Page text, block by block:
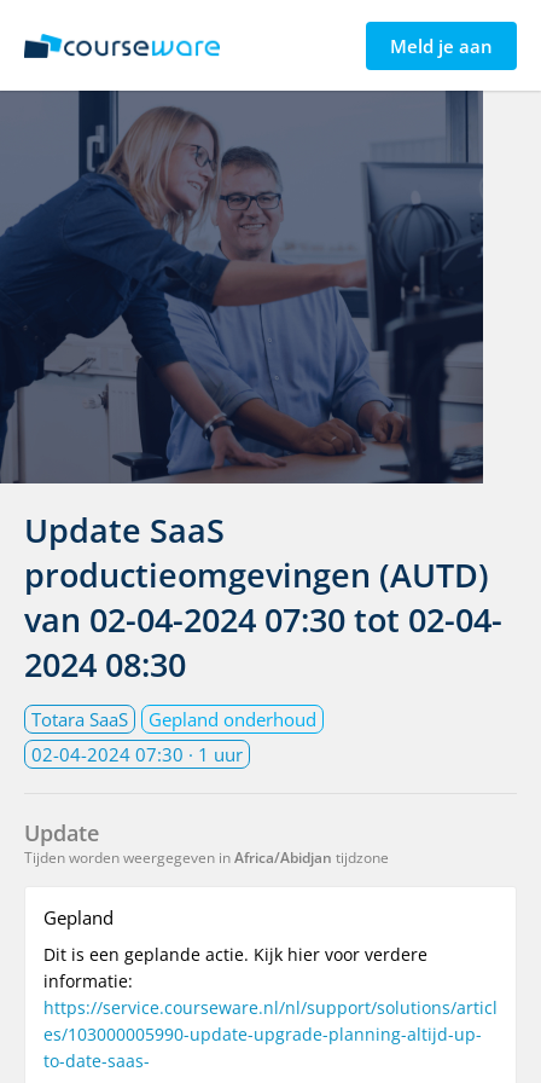
Meld je aan
Update SaaS
productieomgevingen (AUTD)
van 02-04-2024 07:30tot 02-04-
2024 08:30
Gepland onderhoud
Totara SaaS
02-04-2024 07:30 · 1 uur
Update
Tijden worden weergegeven inAfrica/Abidjan tijdzone
Gepland
Dit is een geplande actie. Kijk hier voor verdere
informatie:
https://service.courseware.nl/nl/support/solutions/articl
es/103000005990-update-upgrade-planning-altijd-up-
to-date-saas-